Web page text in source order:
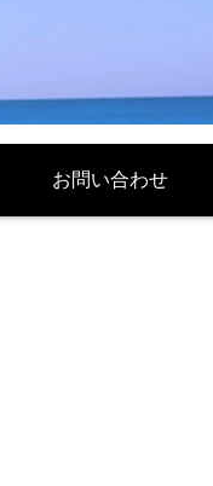
お問い合わせ